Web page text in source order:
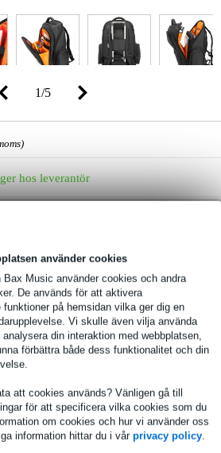
använder cookies
Bax Music använder cookies och andra
De används för att aktivera
funktioner på hemsidan vilka ger dig en
Vi skulle även vilja använda
din interaktion med webbplatsen,
förbättra både dess funktionalitet och din
att cookies används? Vänligen gå till
för att specificera vilka cookies som du
om cookies och hur vi använder oss
information hittar du i vår privacy policy.
1/5
hos leverantör
ca 6 arbetsdagar hemma
lager